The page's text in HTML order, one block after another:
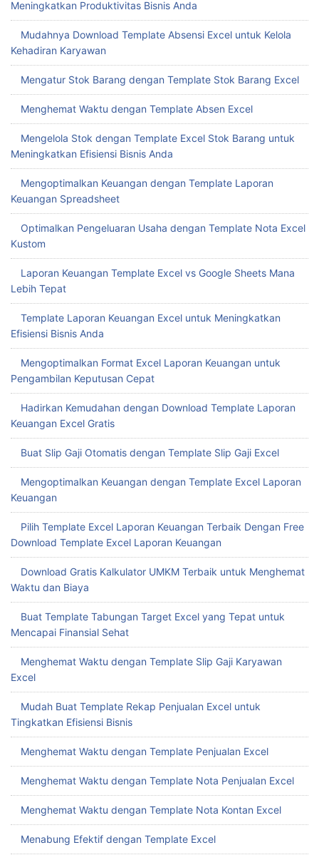
Meningkatkan Produktivitas Bisnis Anda
Mudahnya Download Template Absensi Excel untuk Kelola
Kehadiran Karyawan
Mengatur Stok Barang dengan Template Stok Barang Excel
Menghemat Waktu dengan Template Absen Excel
Mengelola Stok dengan Template Excel Stok Barang untuk
Meningkatkan Efisiensi Bisnis Anda
Mengoptimalkan Keuangan dengan Template Laporan
Keuangan Spreadsheet
Optimalkan Pengeluaran Usaha dengan Template Nota Excel
Kustom
Laporan Keuangan Template Excel vs Google Sheets Mana
Lebih Tepat
Template Laporan Keuangan Excel untuk Meningkatkan
Efisiensi Bisnis Anda
Mengoptimalkan Format Excel Laporan Keuangan untuk
Pengambilan Keputusan Cepat
Hadirkan Kemudahan dengan Download Template Laporan
Keuangan Excel Gratis
Buat Slip Gaji Otomatis dengan Template Slip Gaji Excel
Mengoptimalkan Keuangan dengan Template Excel Laporan
Keuangan
Pilih Template Excel Laporan Keuangan Terbaik Dengan Free
Download Template Excel Laporan Keuangan
Download Gratis Kalkulator UMKM Terbaik untuk Menghemat
Waktu dan Biaya
Buat Template Tabungan Target Excel yang Tepat untuk
Mencapai Finansial Sehat
Menghemat Waktu dengan Template Slip Gaji Karyawan
Excel
Mudah Buat Template Rekap Penjualan Excel untuk
Tingkatkan Efisiensi Bisnis
Menghemat Waktu dengan Template Penjualan Excel
Menghemat Waktu dengan Template Nota Penjualan Excel
Menghemat Waktu dengan Template Nota Kontan Excel
Menabung Efektif dengan Template Excel